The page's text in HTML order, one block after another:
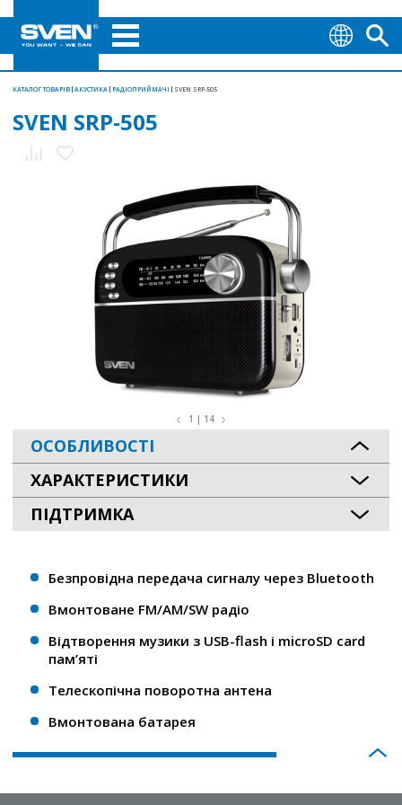
КАТАЛОГ ТОВАРІВ АКУСТИКА РАДІОПРИЙМАЧІ SVEN SRP-505
SVEN SRP-505
1 | 14
ОСОБЛИВОСТІ
ХАРАКТЕРИСТИКИ
ПІДТРИМКА
Безпровідна передача сигналу через Bluetooth
Вмонтоване FM/AM/SW радіо
Відтворення музики з USB-flash і microSD card
пам’яті
Телескопічна поворотна антена
Вмонтована батарея